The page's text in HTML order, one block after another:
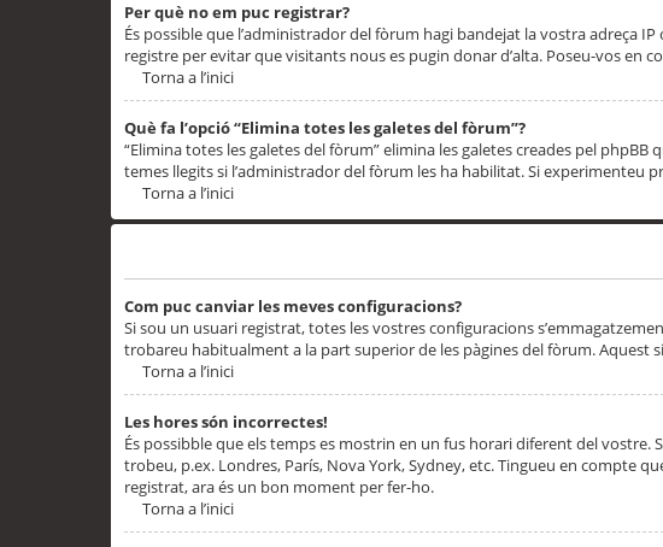
Per què no em puc registrar?
És possible que l’administrador del fòrum hagi bandejat la vostra adreça
registre per evitar que visitants nous es pugin donar d’alta. Poseu-vos en
Torna a l’inici
Què fa l’opció “Elimina totes les galetes del fòrum”?
“Elimina totes les galetes del fòrum” elimina les galetes creades pel
temes llegits si l’administrador del fòrum les ha habilitat. Si experimenteu
Torna a l’inici
Com puc canviar les meves configuracions?
Si sou un usuari registrat, totes les vostres configuracions
trobareu habitualment a la part superior de les pàgines del fòrum. Aquest
Torna a l’inici
Les hores són incorrectes!
És possibble que els temps es mostrin en un fus horari diferent del vostre.
trobeu, p.ex. Londres, París, Nova York, Sydney, etc. Tingueu en compte
registrat, ara és un bon moment per fer-ho.
Torna a l’inici